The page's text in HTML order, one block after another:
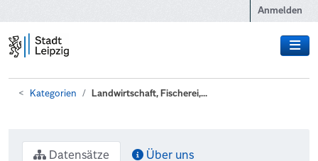
Anmelden
Kategorien Landwirtschaft, Fischerei,...
Datensätze Über uns